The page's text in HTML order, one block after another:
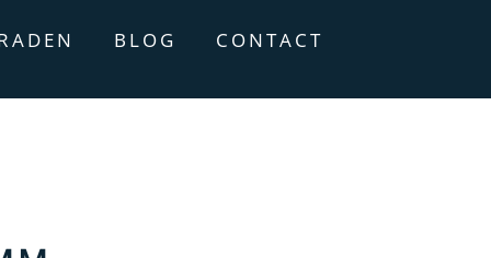
BLOG CONTACT